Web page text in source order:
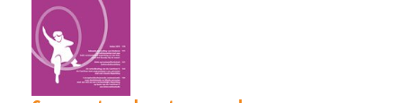
N.G.A. Tak
PhD
Rotterdam